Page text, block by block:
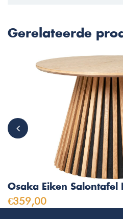
Gerelateerde
Osaka Eiken Salontafel
€359,00